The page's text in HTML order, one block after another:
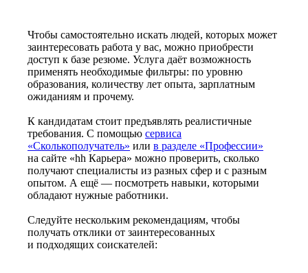
Чтобы самостоятельно искать людей, которых может
заинтересовать работа у вас, можно приобрести
доступ к базе резюме. Услуга даёт возможность
применять необходимые фильтры: по уровню
образования, количеству лет опыта, зарплатным
ожиданиям и прочему.
К кандидатам стоит предъявлять реалистичные
требования. С помощью сервиса
«Сколькополучатель» или в разделе «Профессии»
на сайте «hh Карьера» можно проверить, сколько
получают специалисты из разных сфер и с разным
опытом. А ещё — посмотреть навыки, которыми
обладают нужные работники.
Следуйте нескольким рекомендациям, чтобы
получать отклики от заинтересованных
и подходящих соискателей: